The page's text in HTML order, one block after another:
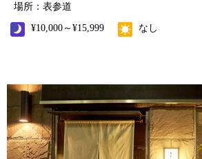
場所：表参道
¥10,000～¥15,999
なし